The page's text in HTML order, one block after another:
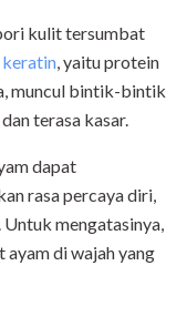
kulit tersumbat
keratin , yaitu protein
muncul bintik-bintik
terasa kasar.
dapat
rasa percaya diri,
mengatasinya,
di wajah yang